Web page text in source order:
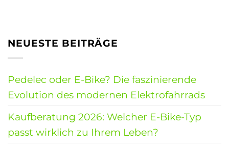
NEUESTE BEITRÄGE
Pedelec oder E-Bike? Die faszinierende
Evolution des modernen Elektrofahrrads
Kaufberatung 2026: Welcher E-Bike-Typ
passt wirklich zu Ihrem Leben?